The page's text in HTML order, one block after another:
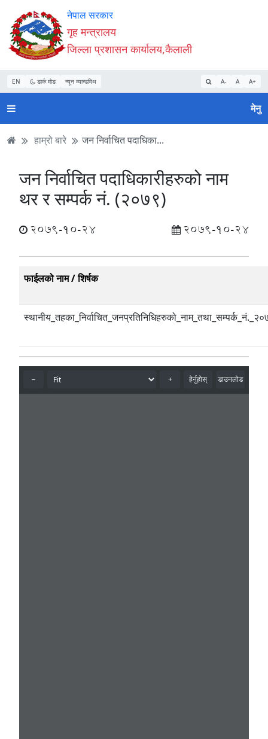
Accessibility
Mode
सुरु
गर्नुहोस्
सामाग्री
पढ्नुहाेस्
नेभिगेसन
पढ्नुहाेस्
वेबसाइट
खोजमा
जानुहोस्
नेपाल सरकार
गृह मन्त्रालय
जिल्ला प्रशासन कार्यालय,कैलाली
EN डार्क मोड न्यून व्यान्डविथ A- A A+
मेनु
हाम्रो बारे जन निर्वाचित पदाधिका...
जन निर्वाचित पदाधिकारीहरुको नाम
थर र सम्पर्क नं. (२०७९)
2079-10-24 2079-10-24
फाईलको नाम / शिर्षक